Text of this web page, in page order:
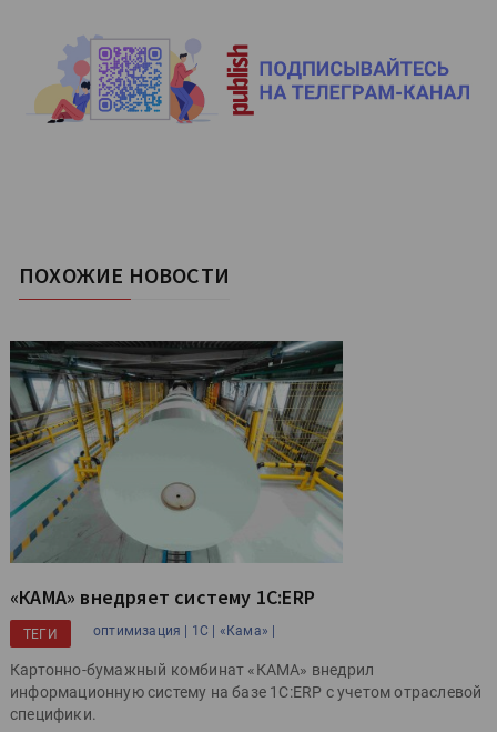
ПОХОЖИЕ НОВОСТИ
«КАМА» внедряет систему 1С:ERP
ТЕГИ оптимизация | 1С | «Кама» |
Картонно-бумажный комбинат «КАМА» внедрил
информационную систему на базе 1C:ERP с учетом отраслевой
специфики.